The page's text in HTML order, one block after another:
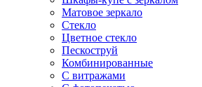
Матовое зеркало
Стекло
Цветное стекло
Пескоструй
Комбинированные
С витражами